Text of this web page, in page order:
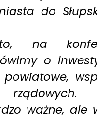
do
na
o
rządowych.
ważne, ale